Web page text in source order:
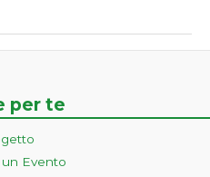
per te
un Evento